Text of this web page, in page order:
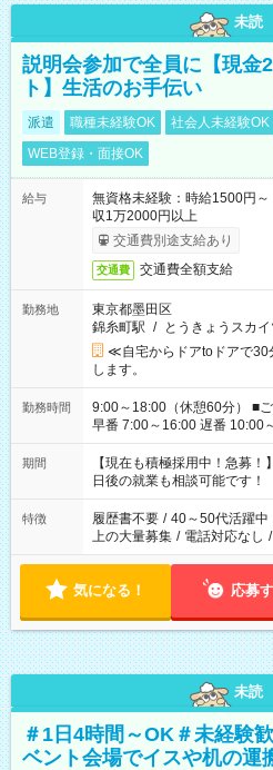
未読
説明会参加で全員に【現金
ト】生活のお手伝い
派遣 職種未経験OK 社会人未経験OK
WEB登録・面接OK
給与
無資格未経験：時給1500
収1万2000円以上
交通費別途支給あり
交通費 交通費全額支給
勤務地
東京都墨田区
錦糸町駅 / とうきょうスカ
≪自宅からドアtoドアで
します。
勤務時間
9:00～18:00（休憩60分） ■ご希望があれば下記シフトもOK！
早番 7:00～16:00 遅番 10:00～19:00 「家族と休
い」 「余裕を持って夕飯の
たくない」 など、ご希望を教えてく
の方へ 今ご覧のお仕事で希望
の勤務時間。 合計で週40時
期間
【現在も積極採用中！急募
日後の就業も相談可能です！
特徴 履歴書不要 / 40～50代活躍中
上の大量募集 / 電話対応なし /
気になる！ 応募
未読
＃1日4時間～OK＃未経験
ベント会場でイスや机の運